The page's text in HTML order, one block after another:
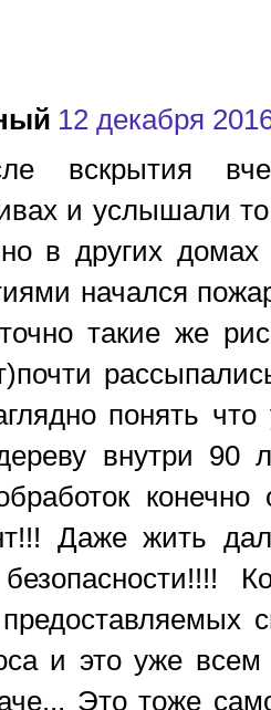
12 декабря
вскрытия
и услышали
в других
начался
такие же
понять
внутри 90
Даже жить
и это уже
Это тоже